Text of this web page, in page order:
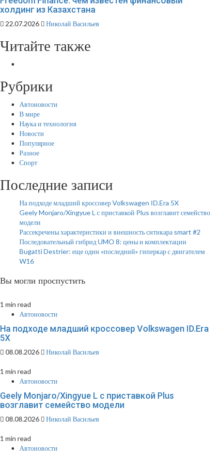
холдинг из Казахстана
22.07.2026 Николай Васильев
Читайте также
Рубрики
Автоновости
В мире
Наука и технология
Новости
Популярное
Разное
Спорт
Последние записи
На подходе младший кроссовер Volkswagen ID.Era 5X
Geely Monjaro/Xingyue L с приставкой Plus возглавит семейство
модели
Рассекречены характеристики и внешность ситикара smart #2
Последовательный гибрид UMO 8: цены и комплектации
Bugatti Destrier: еще один «последний» гиперкар с двигателем
W16
Вы могли проспустить
1 min read
Автоновости
На подходе младший кроссовер Volkswagen ID.Era
5X
08.08.2026 Николай Васильев
1 min read
Автоновости
Geely Monjaro/Xingyue L с приставкой Plus
возглавит семейство модели
08.08.2026 Николай Васильев
1 min read
Автоновости